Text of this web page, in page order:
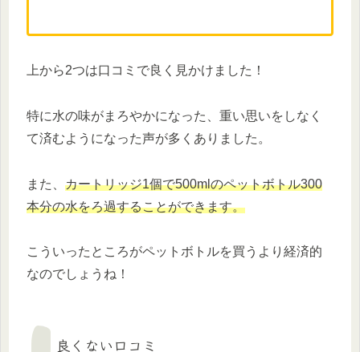
上から2つは口コミで良く見かけました！
特に水の味がまろやかになった、重い思いをしなく
て済むようになった声が多くありました。
また、 カートリッジ1個で500mlのペットボトル300
本分の水をろ過することができます。
こういったところがペットボトルを買うより経済的
なのでしょうね！
良くない口コミ